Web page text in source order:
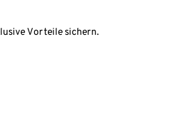
Vorteile sichern.